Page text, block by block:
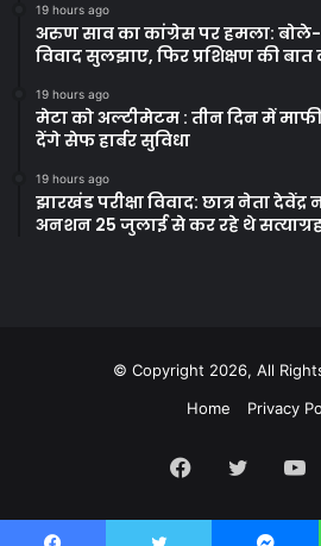
19 hours ago
अरुण साव का कांग्रेस पर हमला:
विवाद सुलझाए, फिर प्रशिक्षण की
19 hours ago
मेटा को अल्टीमेटम : तीन दिन में
देंगे सेफ हार्बर सुविधा
19 hours ago
झारखंड परीक्षा विवाद: छात्र नेता
अनशन 25 जुलाई से कर रहे थे
© Copyright 2026, All
Home
Privacy
Facebook
Twitter